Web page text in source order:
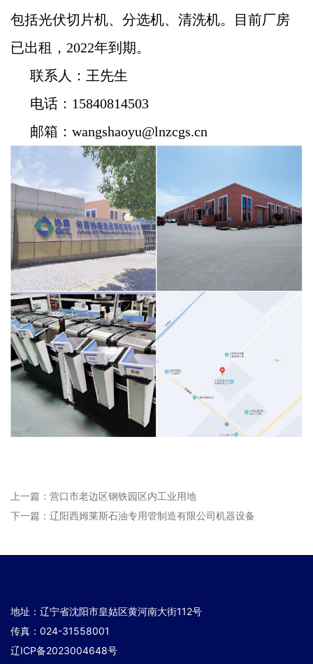
包括光伏切片机、分选机、清洗机。目前厂房
已出租，2022年到期。
联系人：王先生
电话：15840814503
邮箱：wangshaoyu@lnzcgs.cn
上一篇： 营口市老边区钢铁园区内工业用地
下一篇： 辽阳西姆莱斯石油专用管制造有限公司机器设备
地址：辽宁省沈阳市皇姑区黄河南大街112号
传真：024-31558001
辽ICP备2023004648号